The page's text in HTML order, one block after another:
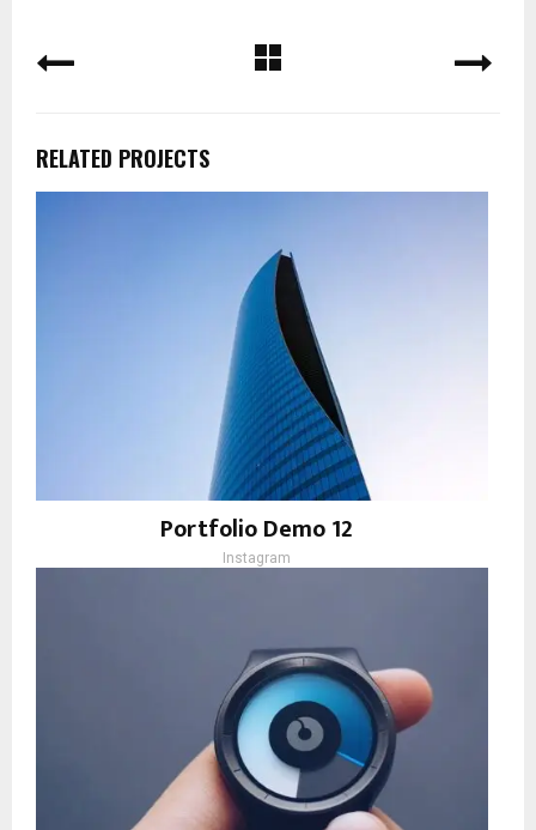
RELATED PROJECTS
Portfolio Demo 12
Instagram